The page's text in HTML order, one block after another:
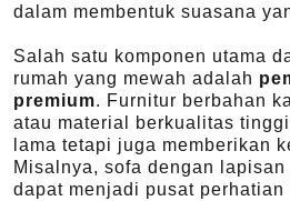
dalam membentuk suasana
Salah satu komponen utama
rumah yang mewah adalah
premium. Furnitur berbahan
atau material berkualitas
lama tetapi juga memberikan
Misalnya, sofa dengan
dapat menjadi pusat perhatian